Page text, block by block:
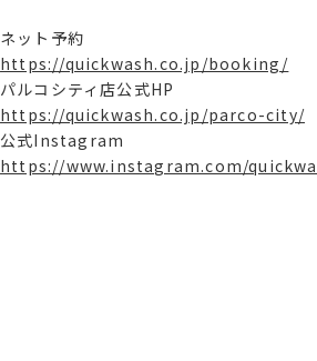
ネット予約
https://quickwash.co.jp/booking/
パルコシティ店公式HP
https://quickwash.co.jp/parco-city/
公式Instagram
https://www.instagram.com/